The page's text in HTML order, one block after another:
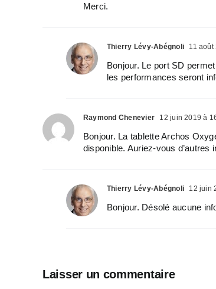
Merci.
Thierry Lévy-Abégnoli 11 août
Bonjour. Le port SD
les performances seront
Raymond Chenevier 12 juin 2019 à
Bonjour. La tablette Archos
disponible. Auriez-vous d’autres
Thierry Lévy-Abégnoli 12 juin
Bonjour. Désolé aucune
Laisser un commentaire